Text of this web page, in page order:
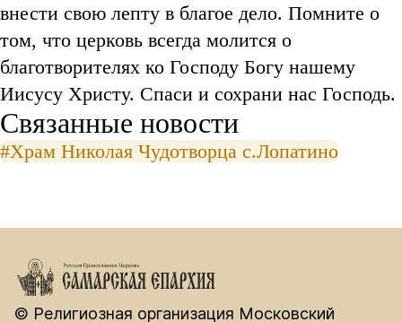
Связанные новости
#Храм Николая Чудотворца с.Лопатино
© Религиозная организация Московский